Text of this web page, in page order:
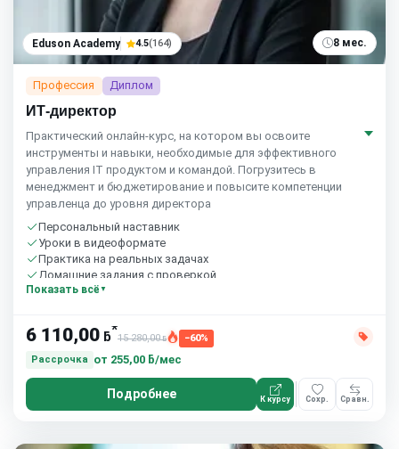
Eduson Academy 4.5(164) 8 мес.
Профессия Диплом
ИТ-директор
Практический онлайн-курс, на котором вы освоите
инструменты и навыки, необходимые для эффективного
управления IT продуктом и командой. Погрузитесь в
менеджмент и бюджетирование и повысите компетенции
управленца до уровня директора
Персональный наставник
Уроки в видеоформате
Практика на реальных задачах
Домашние задания с проверкой
Бесплатный пробный урок
Показать всё
6 110,00 ƃ*
15 280,00ƃ
−60%
Рассрочка
от 255,00 ƃ/мес
Подробнее К курсу Сохр. Сравн.